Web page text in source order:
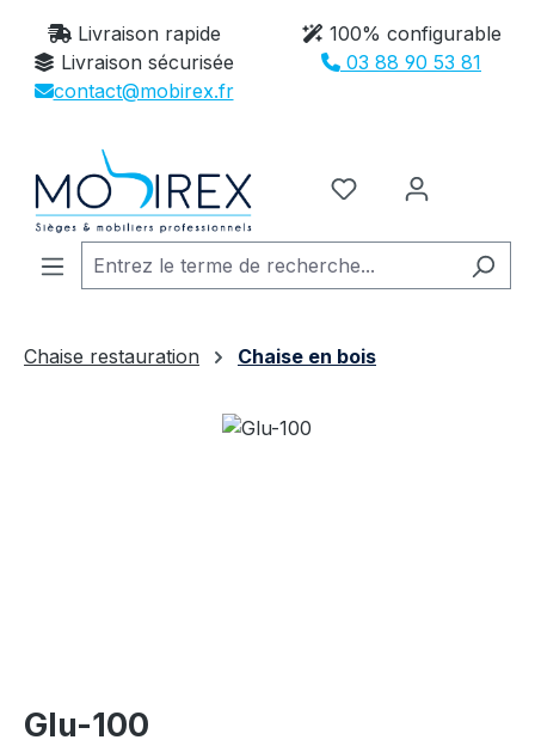
Passer au contenu principal
Livraison rapide
100% configurable
Livraison sécurisée
03 88 90 53 81
contact@mobirex.fr
Vous avez 0
Chaise restauration
Chaise en bois
Glu-100